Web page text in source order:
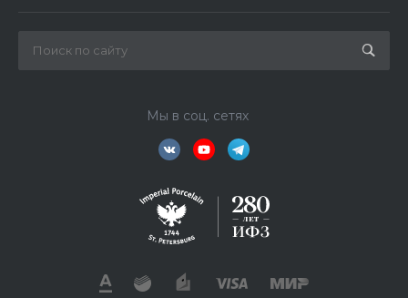
Мы в соц. сетях